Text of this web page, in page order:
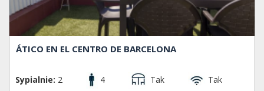
ÁTICO EN EL CENTRO DE BARCELONA
Sypialnie: 2 4 Tak
Tak